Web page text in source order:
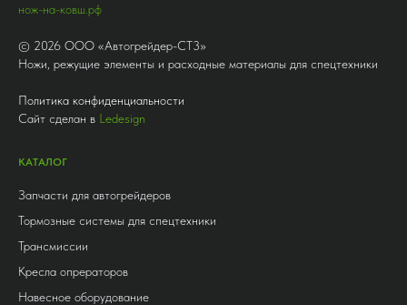
нож-на-ковш.рф
© 2026 ООО «Автогрейдер-СТ3»
Ножи, режущие элементы и расходные материалы для спецтехники
Политика конфиденциальности
Сайт сделан в Ledesign
КАТАЛОГ
Запчасти для автогрейдеров
Тормозные системы для спецтехники
Трансмиссии
Кресла опрераторов
Навесное оборудование